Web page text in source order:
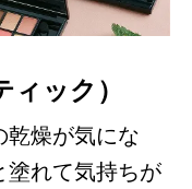
ック）
乾燥が気にな
塗れて気持ちが